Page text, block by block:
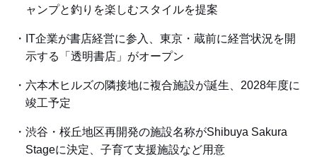
ャンプと釣りを楽しむスタイルを提案
IT企業が書店経営に参入、東京・蔵前に経営状況を開
示する「透明書店」がオープン
六本木ヒルズの隣接地に複合施設が誕生、2028年度に
竣工予定
渋谷・桜丘地区再開発の施設名称がShibuya Sakura
Stageに決定、子育て支援施設など用意